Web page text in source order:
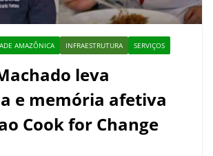
AMAZÔNICA INFRAESTRUTURA SERVIÇOS
leva
e memória afetiva
Cook for Change